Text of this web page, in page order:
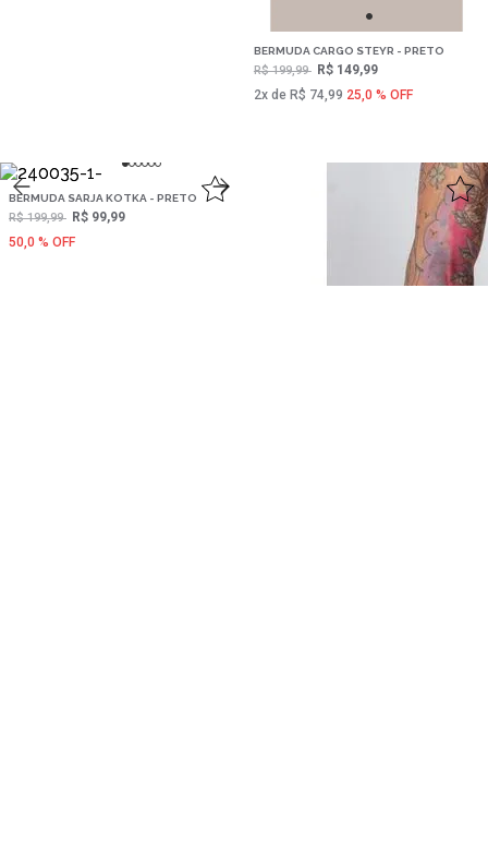
BERMUDA CARGO STEYR - PRETO
R$ 199,99 R$ 149,99
2‌x de R$ 74,99 25,0 % OFF
BERMUDA SARJA KOTKA - PRETO
R$ 199,99 R$ 99,99
50,0 % OFF